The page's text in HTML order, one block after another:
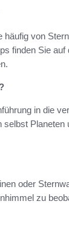
von
finden Sie
in die
oder
zu